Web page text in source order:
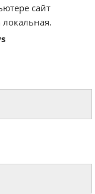
сайт
локальная.